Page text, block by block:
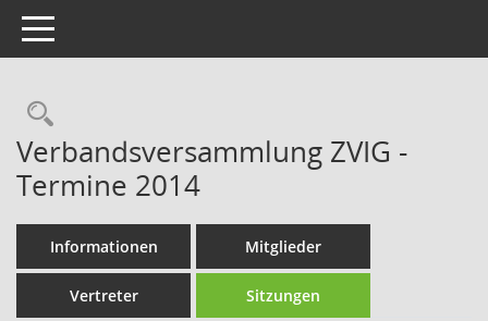
Toggle navigation
Rechercheauswahl
Verbandsversammlung ZVIG -
Termine 2014
Informationen Mitglieder
Vertreter Sitzungen